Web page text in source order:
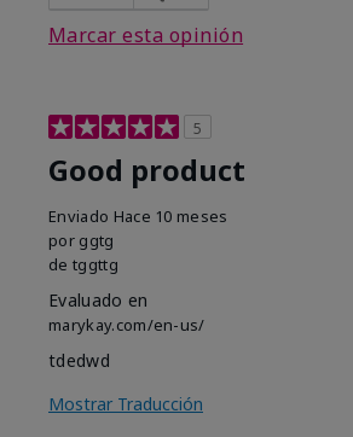
Marcar esta opinión
5
Good product
Enviado Hace 10 meses
por ggtg
de tggttg
Evaluado en
marykay.com/en-us/
tdedwd
Mostrar Traducción